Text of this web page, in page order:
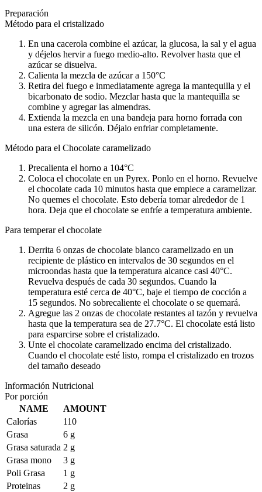
Preparación
Método para el cristalizado
En una cacerola combine el azúcar, la glucosa, la sal y el agua
y déjelos hervir a fuego medio-alto. Revolver hasta que el
azúcar se disuelva.
Calienta la mezcla de azúcar a 150°C
Retira del fuego e inmediatamente agrega la mantequilla y el
bicarbonato de sodio. Mezclar hasta que la mantequilla se
combine y agregar las almendras.
Extienda la mezcla en una bandeja para horno forrada con
una estera de silicón. Déjalo enfriar completamente.
Método para el Chocolate caramelizado
Precalienta el horno a 104°C
Coloca el chocolate en un Pyrex. Ponlo en el horno. Revuelve
el chocolate cada 10 minutos hasta que empiece a caramelizar.
No quemes el chocolate. Esto debería tomar alrededor de 1
hora. Deja que el chocolate se enfríe a temperatura ambiente.
Para temperar el chocolate
Derrita 6 onzas de chocolate blanco caramelizado en un
recipiente de plástico en intervalos de 30 segundos en el
microondas hasta que la temperatura alcance casi 40°C.
Revuelva después de cada 30 segundos. Cuando la
temperatura esté cerca de 40°C, baje el tiempo de cocción a
15 segundos. No sobrecaliente el chocolate o se quemará.
Agregue las 2 onzas de chocolate restantes al tazón y revuelva
hasta que la temperatura sea de 27.7°C. El chocolate está listo
para esparcirse sobre el cristalizado.
Unte el chocolate caramelizado encima del cristalizado.
Cuando el chocolate esté listo, rompa el cristalizado en trozos
del tamaño deseado
Información Nutricional
Por porción
NAME
AMOUNT
Calorías
110
Grasa
6 g
Grasa saturada 2 g
Grasa mono
3 g
Poli Grasa
1 g
Proteinas
2 g